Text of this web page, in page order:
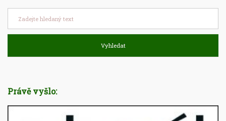
Vyhledat
Právě vyšlo: